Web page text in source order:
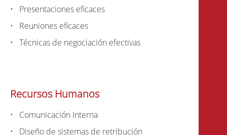
Presentaciones eficaces
Reuniones eficaces
Técnicas de negociación efectivas
Recursos Humanos
Comunicación Interna
Diseño de sistemas de retribución